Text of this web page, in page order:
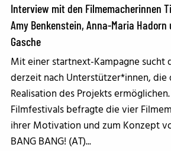
Interview mit den Filmemacherinnen
Amy Benkenstein, Anna-Maria Hadorn
Gasche
Mit einer startnext-Kampagne sucht
derzeit nach Unterstützer*innen, die
Realisation des Projekts
Filmfestivals befragte die vier
ihrer Motivation und zum Konzept
BANG BANG! (AT)...